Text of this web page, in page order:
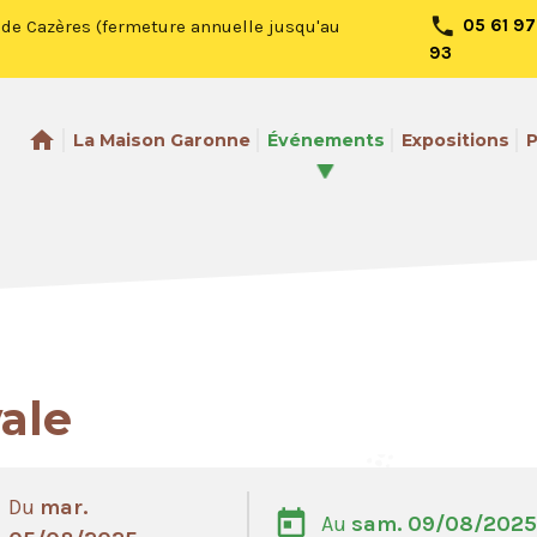
Cazères (fermeture annuelle jusqu'au
phone 05 61 97
93
home La Maison Garonne Événements Expositions
chevron_right
Du mar.
today Au sam. 09/08/2025